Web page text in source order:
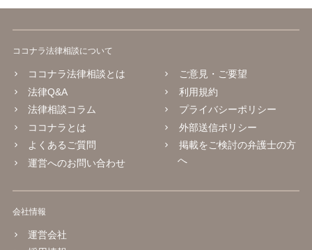
ココナラ法律相談について
ココナラ法律相談とは
法律Q&A
法律相談コラム
ココナラとは
よくあるご質問
運営へのお問い合わせ
ご意見・ご要望
利用規約
プライバシーポリシー
外部送信ポリシー
掲載をご検討の弁護士の方
へ
会社情報
運営会社